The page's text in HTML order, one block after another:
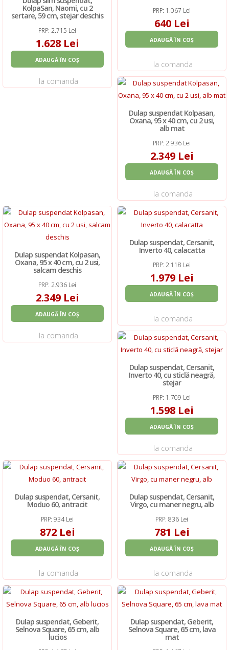
KolpaSan, Naomi, cu 2
sertare, 59 cm, stejar deschis
PRP: 2.715 Lei
1.628 Lei
ADAUGĂ ÎN COȘ
la comanda
PRP: 1.067 Lei
640 Lei
ADAUGĂ ÎN COȘ
la comanda
Dulap suspendat Kolpasan,
Oxana, 95 x 40 cm, cu 2 usi,
alb mat
PRP: 2.936 Lei
2.349 Lei
ADAUGĂ ÎN COȘ
la comanda
Dulap suspendat Kolpasan,
Oxana, 95 x 40 cm, cu 2 usi,
salcam deschis
PRP: 2.936 Lei
2.349 Lei
ADAUGĂ ÎN COȘ
la comanda
Dulap suspendat, Cersanit,
Inverto 40, calacatta
PRP: 2.118 Lei
1.979 Lei
ADAUGĂ ÎN COȘ
la comanda
Dulap suspendat, Cersanit,
Inverto 40, cu sticlă neagră,
stejar
PRP: 1.709 Lei
1.598 Lei
ADAUGĂ ÎN COȘ
la comanda
Dulap suspendat, Cersanit,
Moduo 60, antracit
PRP: 934 Lei
872 Lei
ADAUGĂ ÎN COȘ
la comanda
Dulap suspendat, Cersanit,
Virgo, cu maner negru, alb
PRP: 836 Lei
781 Lei
ADAUGĂ ÎN COȘ
la comanda
Dulap suspendat, Geberit,
Selnova Square, 65 cm, alb
lucios
Dulap suspendat, Geberit,
Selnova Square, 65 cm, lava
mat